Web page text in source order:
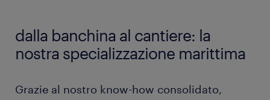
dalla banchina al cantiere: la
nostra specializzazione marittima
Grazie al nostro know-how consolidato,